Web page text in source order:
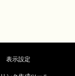
表示設定